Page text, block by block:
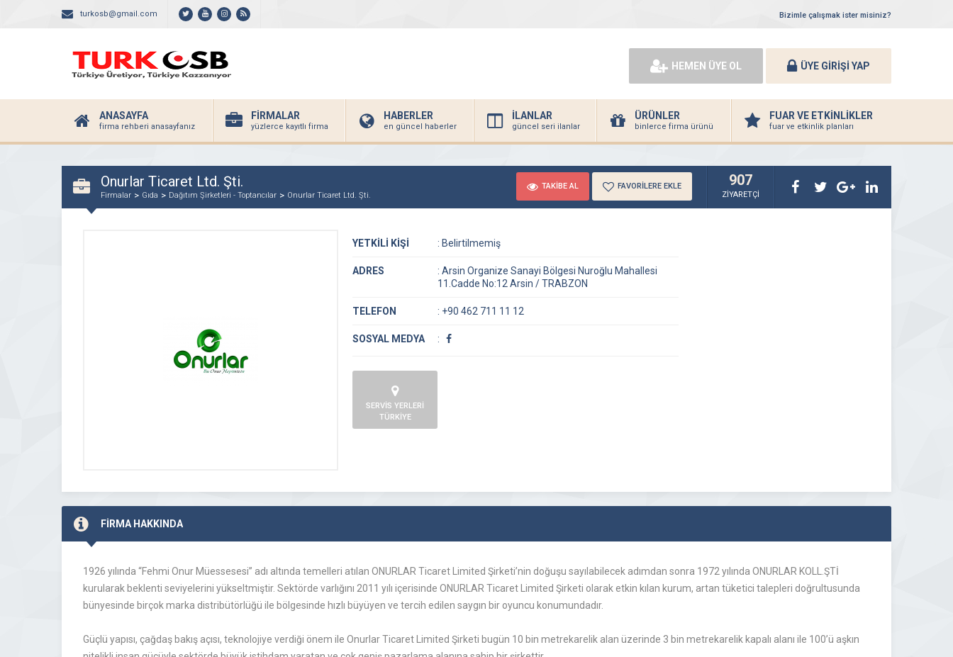
turkosb@gmail.com Bizimle çalışmak ister misiniz?
HEMEN ÜYE OL ÜYE GİRİŞİ YAP
ANASAYFA
firma rehberi anasayfanız
FİRMALAR
yüzlerce kayıtlı firma
HABERLER
en güncel haberler
İLANLAR
güncel seri ilanlar
ÜRÜNLER
binlerce firma ürünü
FUAR VE ETKİNLİKLER
fuar ve etkinlik planları
Onurlar Ticaret Ltd. Şti.
Firmalar Gıda Dağıtım Şirketleri - Toptancılar Onurlar Ticaret Ltd. Şti.
TAKİBE AL FAVORİLERE EKLE 907
ZİYARETÇİ
YETKİLİ KİŞİ : Belirtilmemiş
ADRES : Arsin Organize Sanayi Bölgesi Nuroğlu Mahallesi
11.Cadde No:12 Arsin / TRABZON
TELEFON : +90 462 711 11 12
SOSYAL MEDYA :
SERVİS YERLERİ
TÜRKİYE
FİRMA HAKKINDA
1926 yılında “Fehmi Onur Müessesesi” adı altında temelleri atılan ONURLAR Ticaret Limited Şirketi’nin doğuşu sayılabilecek adımdan sonra 1972 yılında ONURLAR KOLL.ŞTİ
kurularak beklenti seviyelerini yükseltmiştir. Sektörde varlığını 2011 yılı içerisinde ONURLAR Ticaret Limited Şirketi olarak etkin kılan kurum, artan tüketici talepleri doğrultusunda
bünyesinde birçok marka distribütörlüğü ile bölgesinde hızlı büyüyen ve tercih edilen saygın bir oyuncu konumundadır.
Güçlü yapısı, çağdaş bakış açısı, teknolojiye verdiği önem ile Onurlar Ticaret Limited Şirketi bugün 10 bin metrekarelik alan üzerinde 3 bin metrekarelik kapalı alanı ile 100’ü aşkın